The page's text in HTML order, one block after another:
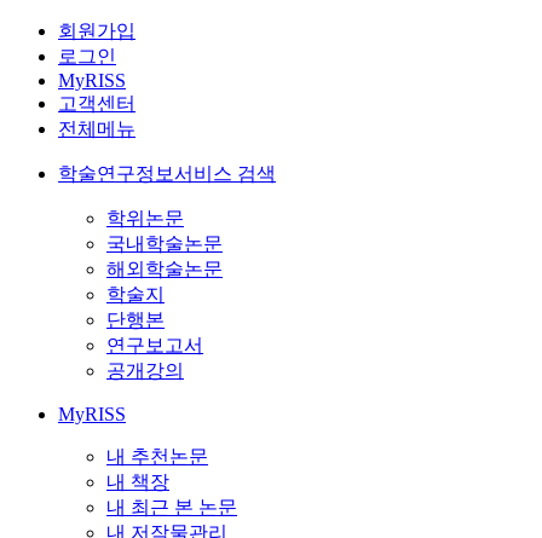
회원가입
로그인
MyRISS
고객센터
전체메뉴
학술연구정보서비스 검색
학위논문
국내학술논문
해외학술논문
학술지
단행본
연구보고서
공개강의
MyRISS
내 추천논문
내 책장
내 최근 본 논문
내 저작물관리